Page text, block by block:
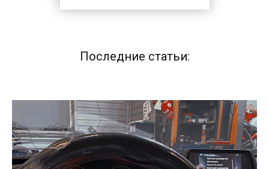
Последние статьи: